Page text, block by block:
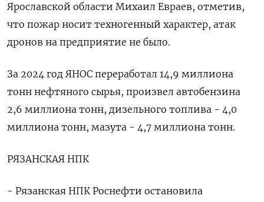
Ярославской области Михаил Евраев, отметив,
что пожар носит техногенный характер, атак
дронов на предприятие не было.
За 2024 год ЯНОС переработал 14,9 миллиона
тонн нефтяного сырья, произвел автобензина
2,6 миллиона тонн, дизельного топлива - 4,0
миллиона тонн, мазута - 4,7 миллиона тонн.
РЯЗАНСКАЯ НПК
- Рязанская НПК Роснефти остановила